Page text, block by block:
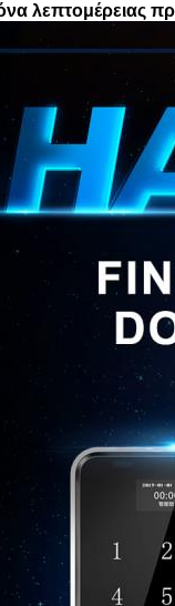
λεπτομέρειας
ένα